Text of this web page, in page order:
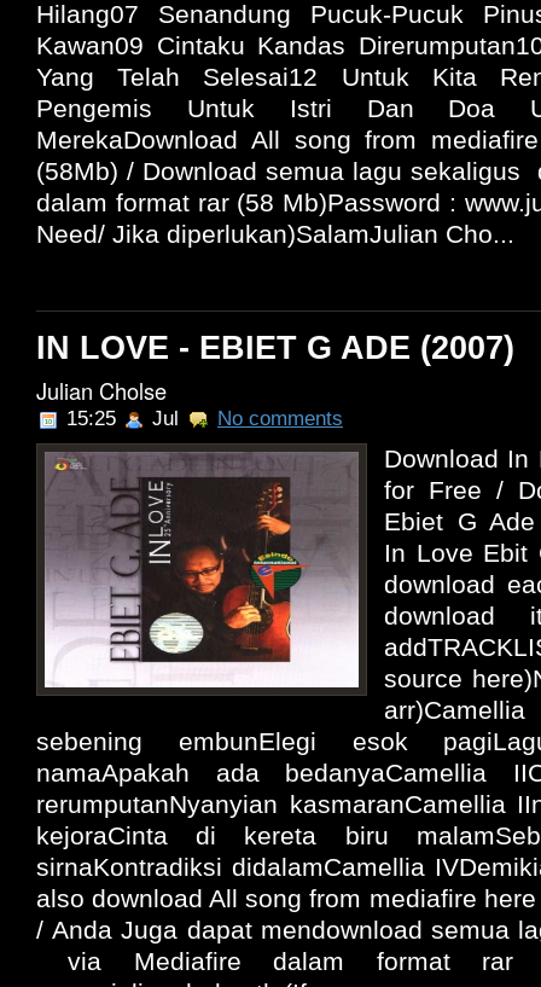
Hilang07 Senandung Pucuk-Pucuk
Kawan09 Cintaku Kandas
Yang Telah Selesai12 Untuk Kita
Pengemis Untuk Istri Dan Doa
MerekaDownload All song from
(58Mb) / Download semua lagu
dalam format rar (58 Mb)Password :
Need/ Jika diperlukan)SalamJulian Cho...
IN LOVE - EBIET G ADE (2007)
Julian Cholse
15:25 Jul No comments
Download In
for Free /
Ebiet G
In Love Ebit
download
source
sebening embunElegi esok
namaApakah ada bedanyaCamellia
rerumputanNyanyian kasmaranCamellia
kejoraCinta di kereta biru
sirnaKontradiksi didalamCamellia
also download All song from mediafire
/ Anda Juga dapat mendownload semua
via Mediafire dalam format rar